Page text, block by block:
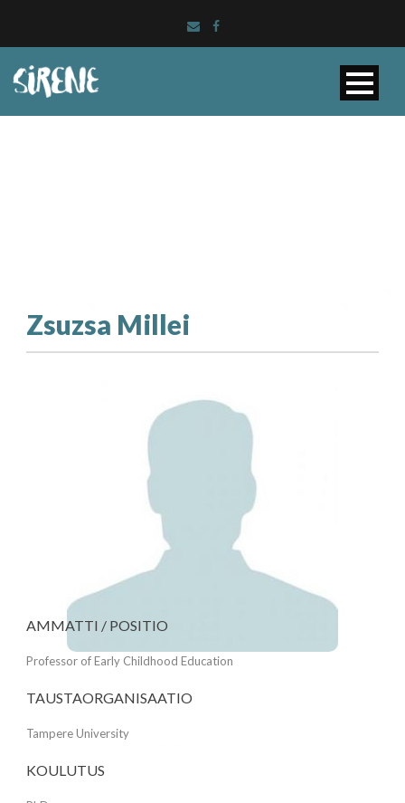
Zsuzsa Millei
AMMATTI / POSITIO
Professor of Early Childhood Education
TAUSTAORGANISAATIO
Tampere University
KOULUTUS